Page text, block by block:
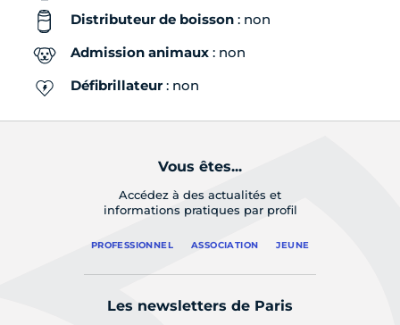
Distributeur de boisson : non
Admission animaux : non
Défibrillateur: non
Vous êtes...
Accédez à des actualités et
informations pratiques par profil
PROFESSIONNEL ASSOCIATION JEUNE
Les newsletters de Paris